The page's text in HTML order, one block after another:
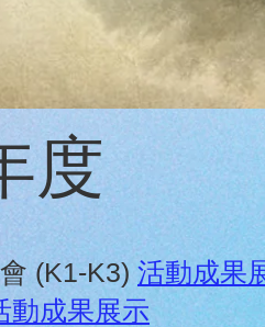
度
(K1-K3) 活動成果
動成果展示